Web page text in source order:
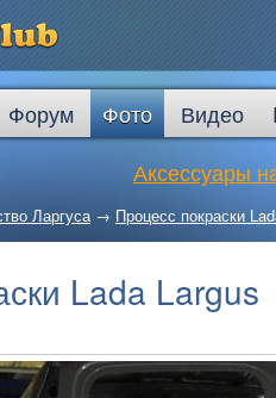
Форум Фото Видео
Аксессуары
Ларгуса→ Процесс покраски
Lada Largus